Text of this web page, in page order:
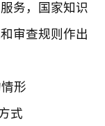
务，国家知识
审查规则作出
形
式